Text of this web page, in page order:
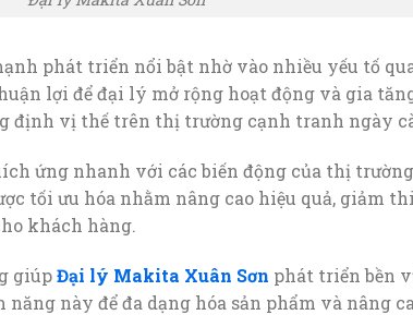
phát triển nổi bật nhờ vào nhiều yếu tố
lợi để đại lý mở rộng hoạt động và gia
định vị thế trên thị trường cạnh tranh ngày
ứng nhanh với các biến động của thị
tối ưu hóa nhằm nâng cao hiệu quả, giảm
khách hàng.
giúpĐại lý Makita Xuân Sơn phát triển bền
này để đa dạng hóa sản phẩm và nâng